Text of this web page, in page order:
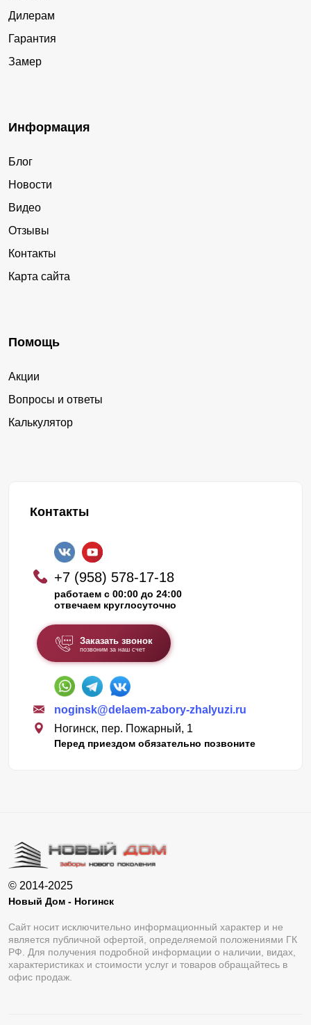
Дилерам
Гарантия
Замер
Информация
Блог
Новости
Видео
Отзывы
Контакты
Карта сайта
Помощь
Акции
Вопросы и ответы
Калькулятор
Контакты
+7 (958) 578-17-18
работаем с 00:00 до 24:00
отвечаем круглосуточно
Заказать звонок
позвоним за наш счет
noginsk@delaem-zabory-zhalyuzi.ru
Ногинск, пер. Пожарный, 1
Перед приездом обязательно позвоните
© 2014-2025
Новый Дом - Ногинск
Сайт носит исключительно информационный характер и не
является публичной офертой, определяемой положениями ГК
РФ. Для получения подробной информации о наличии, видах,
характеристиках и стоимости услуг и товаров обращайтесь в
офис продаж.